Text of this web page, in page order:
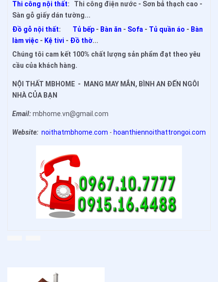
Thi công nội thất: Thi công điện nước - Sơn bả thạch cao -
Sàn gỗ giấy dán tường...
Đồ gỗ nội thất: Tủ bếp - Bàn ăn - Sofa - Tủ quần áo - Bàn
làm việc - Kệ tivi - Đồ thờ...
Chúng tôi cam kết 100% chất lượng sản phẩm đạt theo yêu
cầu của khách hàng.
NỘI THẤT MBHOME - MANG MAY MẮN, BÌNH AN ĐẾN NGÔI
NHÀ CỦA BẠN
Email:mbhome.vn@gmail.com
Website: noithatmbhome.com - hoanthiennoithattrongoi.com